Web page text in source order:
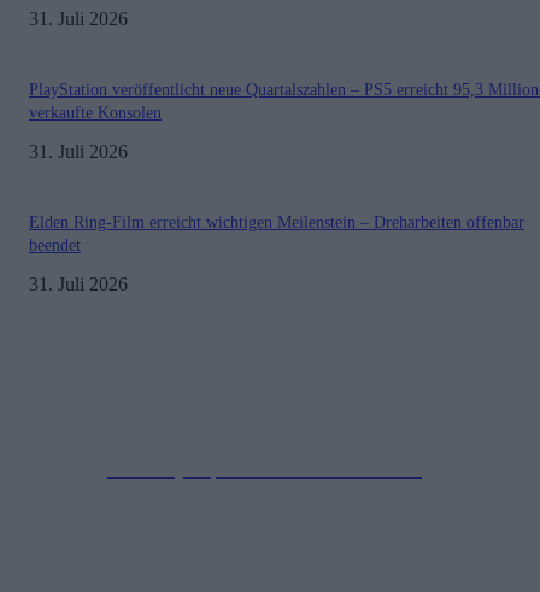
31. Juli 2026
PlayStation veröffentlicht neue Quartalszahlen – PS5 erreicht 95,3
verkaufte Konsolen
31. Juli 2026
Elden Ring-Film erreicht wichtigen Meilenstein – Dreharbeiten offenbar
beendet
31. Juli 2026